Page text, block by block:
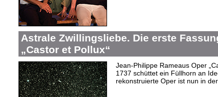
Astrale Zwillingsliebe. Die erste
„Castor et Pollux“
Jean-Philippe Rameaus Oper
1737 schüttet ein Füllhorn an
rekonstruierte Oper ist nun in